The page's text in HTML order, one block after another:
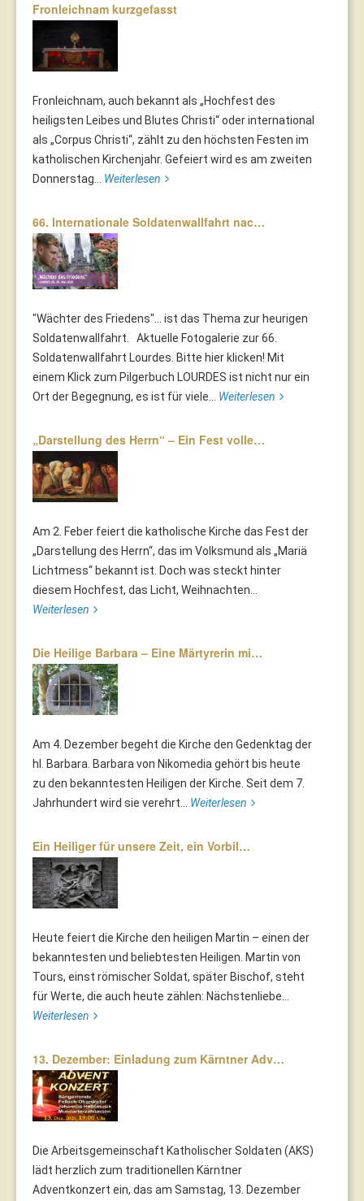
Fronleichnam kurzgefasst
Fronleichnam, auch bekannt als „Hochfest des
heiligsten Leibes und Blutes Christi“ oder international
als „Corpus Christi“, zählt zu den höchsten Festen im
katholischen Kirchenjahr. Gefeiert wird es am zweiten
Donnerstag... Weiterlesen
66. Internationale Soldatenwallfahrt nac…
"Wächter des Friedens"... ist das Thema zur heurigen
Soldatenwallfahrt. Aktuelle Fotogalerie zur 66.
Soldatenwallfahrt Lourdes. Bitte hier klicken! Mit
einem Klick zum Pilgerbuch LOURDES ist nicht nur ein
Ort der Begegnung, es ist für viele... Weiterlesen
„Darstellung des Herrn“ – Ein Fest volle…
Am 2. Feber feiert die katholische Kirche das Fest der
„Darstellung des Herrn“, das im Volksmund als „Mariä
Lichtmess“ bekannt ist. Doch was steckt hinter
diesem Hochfest, das Licht, Weihnachten...
Weiterlesen
Die Heilige Barbara – Eine Märtyrerin mi…
Am 4. Dezember begeht die Kirche den Gedenktag der
hl. Barbara. Barbara von Nikomedia gehört bis heute
zu den bekanntesten Heiligen der Kirche. Seit dem 7.
Jahrhundert wird sie verehrt... Weiterlesen
Ein Heiliger für unsere Zeit, ein Vorbil…
Heute feiert die Kirche den heiligen Martin – einen der
bekanntesten und beliebtesten Heiligen. Martin von
Tours, einst römischer Soldat, später Bischof, steht
für Werte, die auch heute zählen: Nächstenliebe...
Weiterlesen
13. Dezember: Einladung zum Kärntner Adv…
Die Arbeitsgemeinschaft Katholischer Soldaten (AKS)
lädt herzlich zum traditionellen Kärntner
Adventkonzert ein, das am Samstag, 13. Dezember